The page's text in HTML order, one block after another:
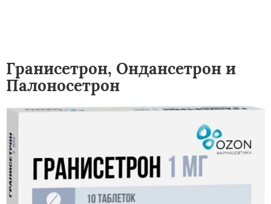
Гранисетрон, Ондансетрон и
Палоносетрон